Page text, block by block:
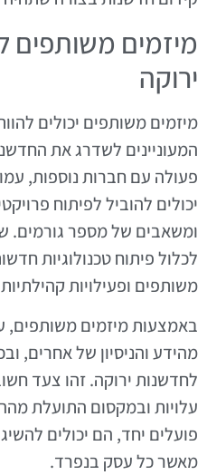
מיזמים משותפים
ירוקה
מיזמים משותפים יכולים
המעוניינים לשדרג את
פעולה עם חברות נוספות,
יכולים להוביל לפיתוח
ומשאבים של מספר גורמים.
לכלול פיתוח טכנולוגיות
משותפים ופעילויות
באמצעות מיזמים משותפים,
מהידע והניסיון של אחרים,
לחדשנות ירוקה. זהו צעד
עלויות ובמקסום התועלת
פועלים יחד, הם יכולים
מאשר כל עסק בנפרד.